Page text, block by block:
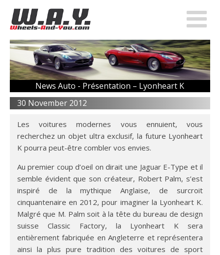
News Auto - Présentation – Lyonheart K
30 November 2012
Les voitures modernes vous ennuient, vous
recherchez un objet ultra exclusif, la future Lyonheart
K pourra peut-être combler vos envies.
Au premier coup d’oeil on dirait une Jaguar E-Type et il
semble évident que son créateur, Robert Palm, s’est
inspiré de la mythique Anglaise, de surcroit
cinquantenaire en 2012, pour imaginer la Lyonheart K.
Malgré que M. Palm soit à la tête du bureau de design
suisse Classic Factory, la Lyonheart K sera
entièrement fabriquée en Angleterre et représentera
ainsi la plus pure tradition des voitures de sport